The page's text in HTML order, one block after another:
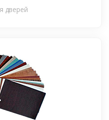
дверей